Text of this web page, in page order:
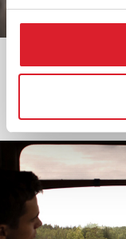
Kreativa och hållbara
READ MORE »